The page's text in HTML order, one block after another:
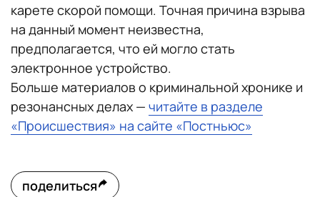
карете скорой помощи. Точная причина взрыва
на данный момент неизвестна,
предполагается, что ей могло стать
электронное устройство.
Больше материалов о криминальной хронике и
резонансных делах — читайте в разделе
«Происшествия» на сайте «Постньюс»
поделиться